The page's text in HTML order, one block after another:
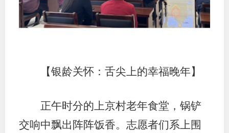
乡村振
联系我
【银龄关怀：舌尖上的幸福晚年】
正午时分的上京村老年食堂，锅铲
交响中飘出阵阵饭香。志愿者们系上围